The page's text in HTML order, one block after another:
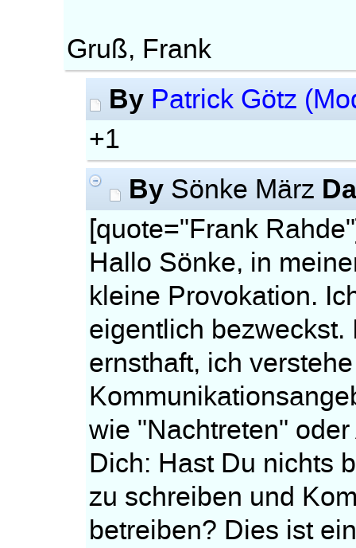
Gruß, Frank
By Patrick Götz
+1
By Sönke März
[quote="Frank
Hallo Sönke, in
kleine Provokation.
eigentlich bezweckst.
ernsthaft, ich
wie "Nachtreten"
Dich: Hast Du nichts
zu schreiben und
betreiben? Dies ist